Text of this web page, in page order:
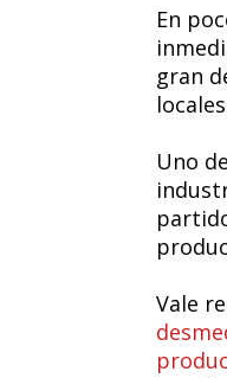
En
gran
Uno
Vale